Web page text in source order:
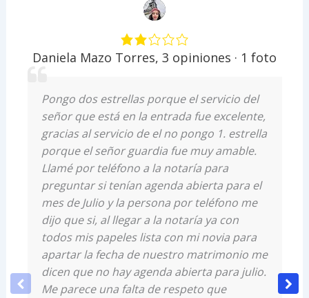
Daniela Mazo Torres,3 opiniones · 1 foto
Pongo dos estrellas porque el servicio del
señor que está en la entrada fue excelente,
gracias al servicio de el no pongo 1. estrella
porque el señor guardia fue muy amable.
Llamé por teléfono a la notaría para
preguntar si tenían agenda abierta para el
mes de Julio y la persona por teléfono me
dijo que si, al llegar a la notaría ya con
todos mis papeles lista con mi novia para
apartar la fecha de nuestro matrimonio me
dicen que no hay agenda abierta para julio.
Me parece una falta de respeto que